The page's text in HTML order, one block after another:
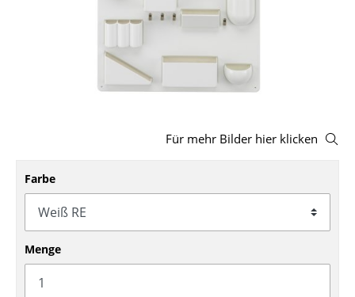
Bänke & Liegen
Schaukelstühle
Bürodrehstühle
Konferenzstühle
Bürosessel
Für mehr Bilder hier klicken
Farbe
Menge